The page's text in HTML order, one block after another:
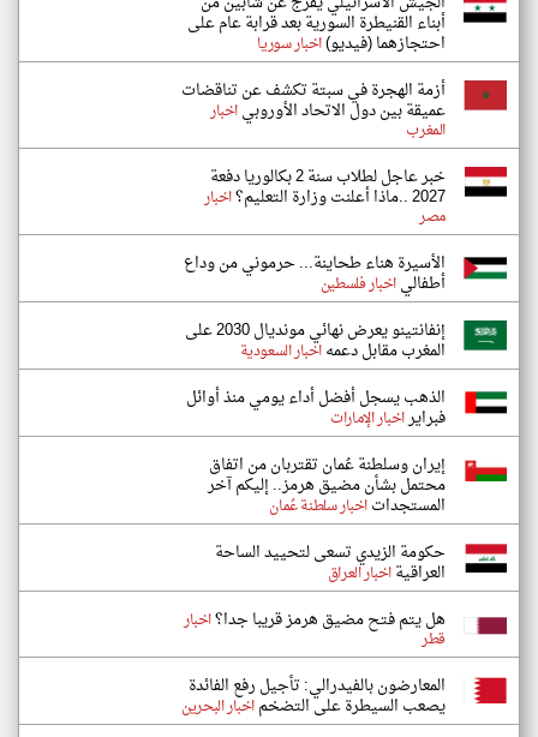
أبناء القنيطرة السورية بعد قرابة عام على
احتجازهما (فيديو)اخبار سوريا
أزمة الهجرة في سبتة تكشف عن تناقضات
عميقة بين دول الاتحاد الأوروبياخبار
المغرب
خبر عاجل لطلاب سنة 2 بكالوريا دفعة
2027 ..ماذا أعلنت وزارة التعليم؟ اخبار
مصر
الأسيرة هناء طحاينة... حرموني من وداع
أطفالياخبار فلسطين
إنفانتينو يعرض نهائي مونديال 2030 على
المغرب مقابل دعمهاخبار السعودية
الذهب يسجل أفضل أداء يومي منذ أوائل
فبرايراخبار الإمارات
إيران وسلطنة عُمان تقتربان من اتفاق
محتمل بشأن مضيق هرمز.. إليكم آخر
المستجداتاخبار سلطنة عُمان
حكومة الزيدي تسعى لتحييد الساحة
العراقيةاخبار العراق
هل يتم فتح مضيق هرمز قريبا جدا؟اخبار
قطر
المعارضون بالفيدرالي: تأجيل رفع الفائدة
يصعب السيطرة على التضخماخبار البحرين